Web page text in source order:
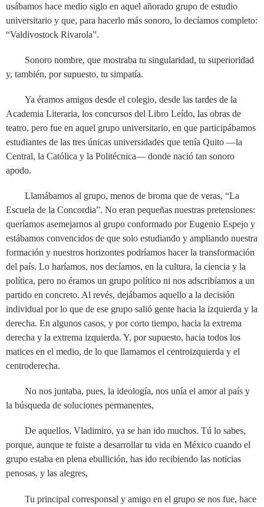
usábamos hace medio siglo en aquel añorado grupo de estudio
universitario y que, para hacerlo más sonoro, lo decíamos completo:
“Valdivostock Rivarola”.
Sonoro nombre, que mostraba tu singularidad, tu superioridad
y, también, por supuesto, tu simpatía.
Ya éramos amigos desde el colegio, desde las tardes de la
Academia Literaria, los concursos del Libro Leído, las obras de
teatro, pero fue en aquel grupo universitario, en que participábamos
estudiantes de las tres únicas universidades que tenía Quito ––la
Central, la Católica y la Politécnica–– donde nació tan sonoro
apodo.
Llamábamos al grupo, menos de broma que de veras, “La
Escuela de la Concordia”. No eran pequeñas nuestras pretensiones:
queríamos asemejarnos al grupo conformado por Eugenio Espejo y
estábamos convencidos de que solo estudiando y ampliando nuestra
formación y nuestros horizontes podríamos hacer la transformación
del país. Lo haríamos, nos decíamos, en la cultura, la ciencia y la
política, pero no éramos un grupo político ni nos adscribíamos a un
partido en concreto. Al revés, dejábamos aquello a la decisión
individual por lo que de ese grupo salió gente hacia la izquierda y la
derecha. En algunos casos, y por corto tiempo, hacia la extrema
derecha y la extrema izquierda. Y, por supuesto, hacia todos los
matices en el medio, de lo que llamamos el centroizquierda y el
centroderecha.
No nos juntaba, pues, la ideología, nos unía el amor al país y
la búsqueda de soluciones permanentes,
De aquellos, Vladimiro, ya se han ido muchos. Tú lo sabes,
porque, aunque te fuiste a desarrollar tu vida en México cuando el
grupo estaba en plena ebullición, has ido recibiendo las noticias
penosas, y las alegres,
Tu principal corresponsal y amigo en el grupo se nos fue, hace